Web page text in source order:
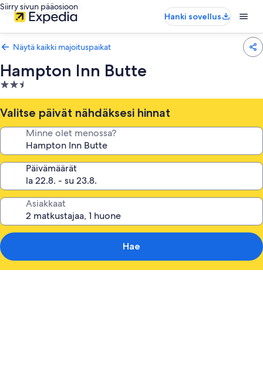
Siirry sivun pääosioon
Hanki sovellus
Näytä kaikki majoituspaikat
Hampton Inn Butte
2.5
tähden
majoituspaikka
Valitse päivät nähdäksesi hinnat
Minne olet menossa?
Päivämäärät
Asiakkaat
Hae